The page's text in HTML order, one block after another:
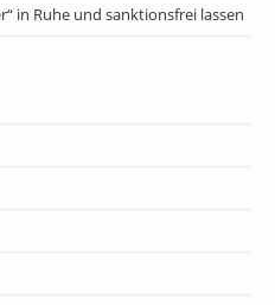
in Ruhe und sanktionsfrei lassen